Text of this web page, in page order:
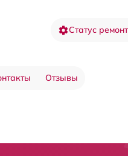
Статус
Отзывы